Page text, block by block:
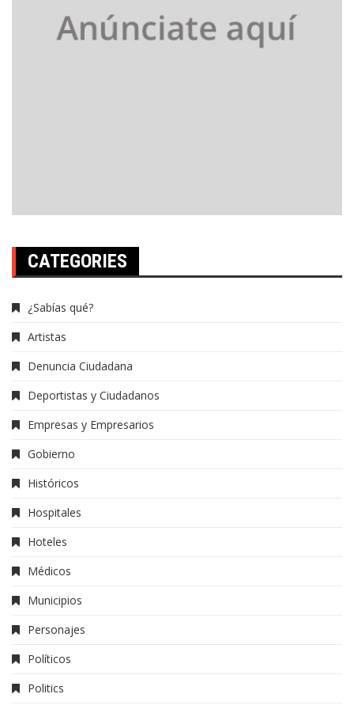
CATEGORIES
¿Sabías qué?
Artistas
Denuncia Ciudadana
Deportistas y Ciudadanos
Empresas y Empresarios
Gobierno
Históricos
Hospitales
Hoteles
Médicos
Municipios
Personajes
Políticos
Politics